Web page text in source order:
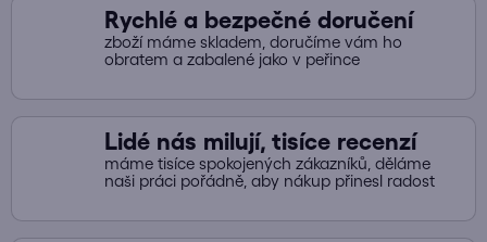
Rychlé a bezpečné doručení
zboží máme skladem, doručíme vám ho
obratem a zabalené jako v peřince
Lidé nás milují, tisíce recenzí
máme tisíce spokojených zákazníků, děláme
naši práci pořádně, aby nákup přinesl radost